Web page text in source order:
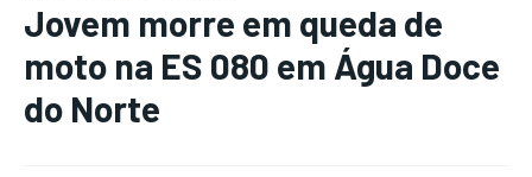
Jovem morre em queda de
moto na ES 080 em Água Doce
do Norte